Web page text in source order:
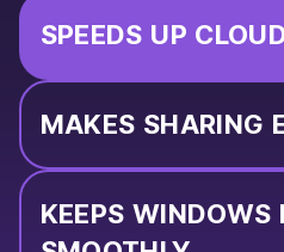
SPEEDS UP
MAKES SHARING
KEEPS WINDOWS